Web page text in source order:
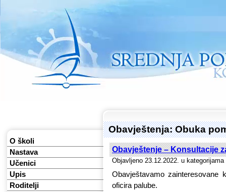
O školi
Nastava
Učenici
Upis
Roditelji
Obavještenja: Obuka
Obavještenje – Konsultacije
Objavljeno 23.12.2022. u kategorijama
Obavještavamo zainteresovane
oficira palube.